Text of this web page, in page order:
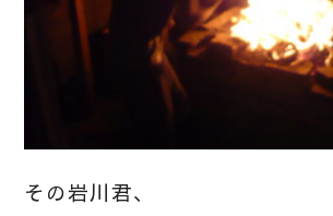
その岩川君、